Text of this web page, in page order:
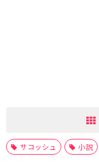
サコッシュ 小説